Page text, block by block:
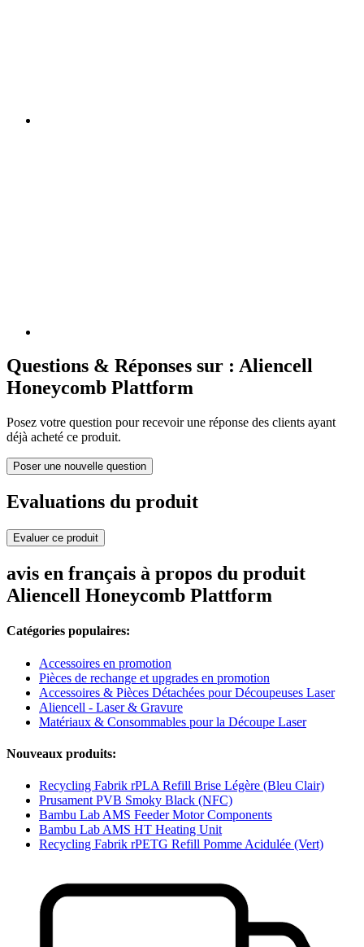
Questions & Réponses sur : Aliencell
Honeycomb Plattform
Posez votre question pour recevoir une réponse des clients ayant
déjà acheté ce produit.
Poser une nouvelle question
Evaluations du produit
Evaluer ce produit
avis en français à propos du produit
Aliencell Honeycomb Plattform
Catégories populaires:
Accessoires en promotion
Pièces de rechange et upgrades en promotion
Accessoires & Pièces Détachées pour Découpeuses Laser
Aliencell - Laser & Gravure
Matériaux & Consommables pour la Découpe Laser
Nouveaux produits:
Recycling Fabrik rPLA Refill Brise Légère (Bleu Clair)
Prusament PVB Smoky Black (NFC)
Bambu Lab AMS Feeder Motor Components
Bambu Lab AMS HT Heating Unit
Recycling Fabrik rPETG Refill Pomme Acidulée (Vert)